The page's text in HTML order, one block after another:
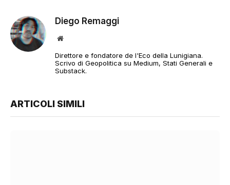
Diego Remaggi
Sito
Direttore e fondatore de l'Eco della Lunigiana.
Scrivo di Geopolitica su Medium, Stati Generali e
Substack.
ARTICOLI SIMILI